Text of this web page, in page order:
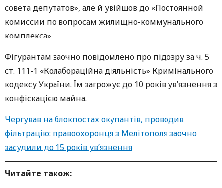
совета депутатов», але й увійшов до «Постоянной
комиссии по вопросам жилищно-коммунального
комплекса».
Фігурантам заочно повідомлено про підозру за ч. 5
ст. 111-1 «Колабораційна діяльність» Кримінального
кодексу України. Їм загрожує до 10 років ув’язнення з
конфіскацією майна.
Чергував на блокпостах окупантів, проводив
фільтрацію: правоохоронця з Мелітополя заочно
засудили до 15 років ув’язнення
Читайте також: